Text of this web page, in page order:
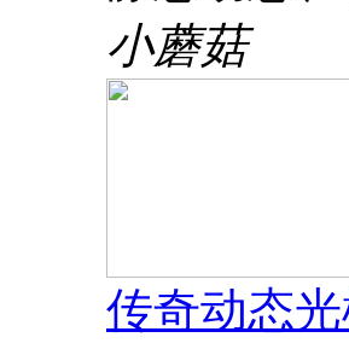
小蘑菇
传奇动态